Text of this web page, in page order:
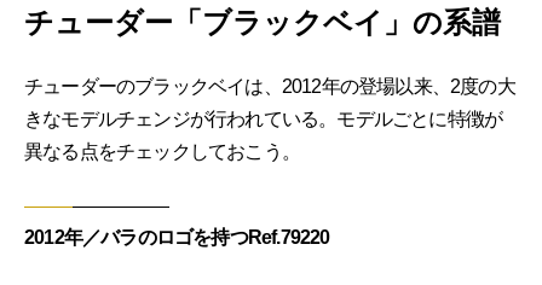
チューダー「ブラックベイ」の系譜
チューダーのブラックベイは、2012年の登場以来、2度の大
きなモデルチェンジが行われている。モデルごとに特徴が
異なる点をチェックしておこう。
2012年／バラのロゴを持つRef.79220